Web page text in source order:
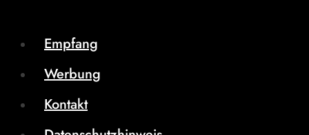
Empfang
Werbung
Kontakt